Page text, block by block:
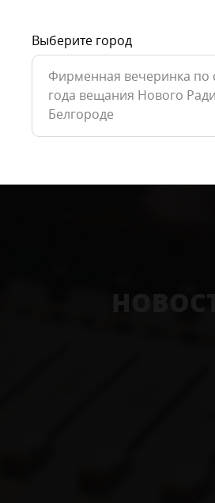
Выберите город
Фирменная вечеринка по
года вещания Нового
Белгороде